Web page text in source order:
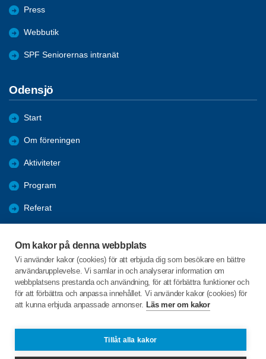
Om kakor på denna webbplats
Vi använder kakor (cookies) för att erbjuda dig som besökare en bättre
användarupplevelse. Vi samlar in och analyserar information om
webbplatsens prestanda och användning, för att förbättra funktioner och
för att förbättra och anpassa innehållet. Vi använder kakor (cookies) för
att kunna erbjuda anpassade annonser. Läs mer om kakor
Tillåt alla kakor
Press
Webbutik
SPF Seniorernas intranät
Odensjö
Start
Om föreningen
Aktiviteter
Program
Referat
Bli medlem
Förmåner
C/o:Sive Björk